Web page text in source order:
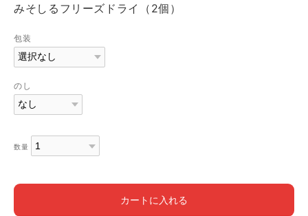
みそしるフリーズドライ（2個）
包装
のし
数量
カートに入れる